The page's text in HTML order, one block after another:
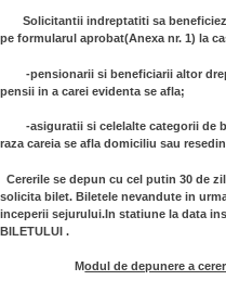
Solicitantii indreptatiti sa
pe formularul aprobat(Anexa nr. 1) la
-pensionarii si beneficiarii altor
pensii in a carei evidenta se afla;
-asiguratii si celelalte categorii de
raza careia se afla domiciliu sau
Cererile se depun cu cel putin 30 de
solicita bilet. Biletele nevandute in
inceperii sejurului.In statiune la data
BILETULUI .
Modul de depunere a